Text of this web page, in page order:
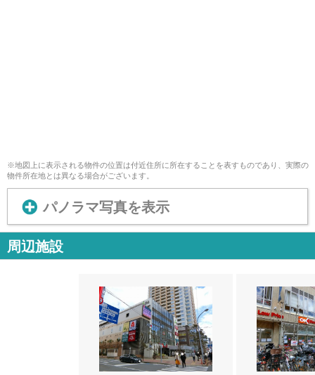
※地図上に表示される物件の位置は付近住所に所在することを表すものであり、実際の
物件所在地とは異なる場合がございます。
パノラマ写真を表示
周辺施設